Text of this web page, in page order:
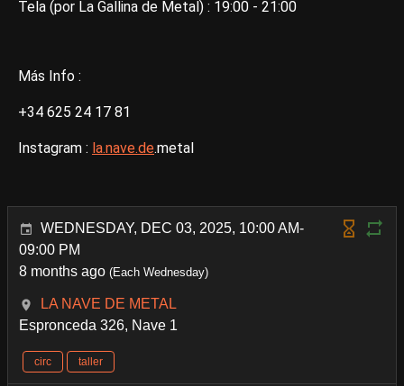
Tela (por La Gallina de Metal) : 19:00 - 21:00
Más Info :
+34 625 24 17 81
Instagram : la.nave.de.metal
WEDNESDAY, DEC 03, 2025, 10:00 AM-
09:00 PM
8 months ago (Each Wednesday)
LA NAVE DE METAL
Espronceda 326, Nave 1
circ taller